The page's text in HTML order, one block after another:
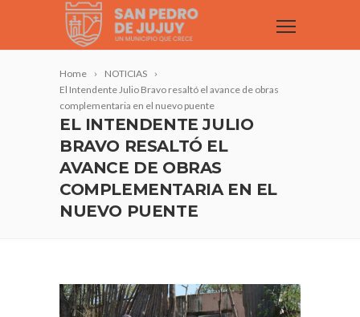
Home
NOTICIAS
El Intendente Julio Bravo resaltó el avance de obras
complementaria en el nuevo puente
EL INTENDENTE JULIO
BRAVO RESALTÓ EL
AVANCE DE OBRAS
COMPLEMENTARIA EN EL
NUEVO PUENTE